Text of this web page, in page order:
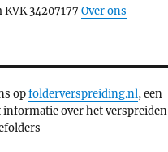
34207177 Over ons
opfolderverspreiding.nl, een
informatie over het verspreiden